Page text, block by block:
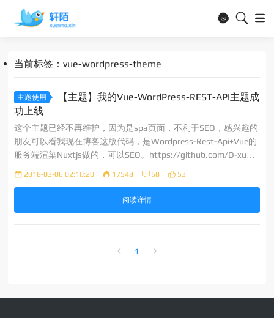
🌚
当前标签：vue-wordpress-theme
主题使用
【主题】我的Vue-WordPress-REST-API主题成
功上线
这个主题已经不再维护，因为是spa页面，不利于SEO，感兴趣的
朋友可以看我现在博客这版代码，是Wordpress-Rest-Api+Vue的
服务端渲染Nuxtjs做的，可以SEO。https://github.com/D-xuan
mo/xm-nuxtjs-wordpress 主题摘要 1.全站ajax； 2.整体颜色采
2018-03-06 02:10:20 17548 58 53
阅读详情
1